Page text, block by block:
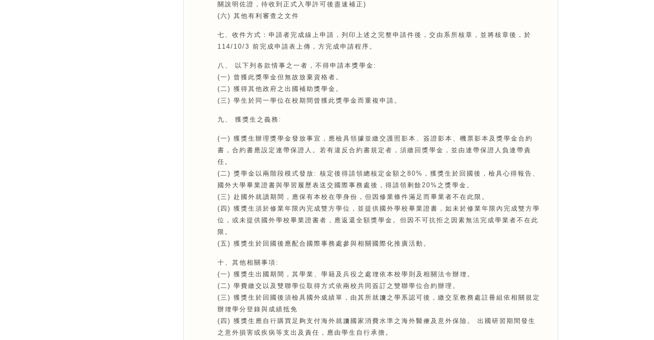
關說明佐證，待收到正式入學許可後盡速補正)
(六) 其他有利審查之文件
七、收件方式：申請者完成線上申請，列印上述之完整申請件後，交由系所核章，並將核章後，於
114/10/3 前完成申請表上傳，方完成申請程序。
八、 以下列各款情事之一者，不得申請本獎學金:
(一) 曾獲此獎學金但無故放棄資格者。
(二) 獲得其他政府之出國補助獎學金。
(三) 學生於同一學位在校期間曾獲此獎學金而重複申請。
九、 獲獎生之義務:
(一) 獲獎生辦理獎學金發放事宜，應檢具領據並繳交護照影本、簽證影本、機票影本及獎學金合約
書，合約書應設定連帶保證人。若有違反合約書規定者，須繳回獎學金，並由連帶保證人負連帶責
任。
(二) 獎學金以兩階段模式發放: 核定後得請領總核定金額之80%，獲獎生於回國後，檢具心得報告、
國外大學畢業證書與學習履歷表送交國際事務處後，得請領剩餘20%之獎學金。
(三) 赴國外就讀期間，應保有本校在學身份，但因修業條件滿足而畢業者不在此限。
(四) 獲獎生須於修業年限內完成雙方學位，並提供國外學校畢業證書，如未於修業年限內完成雙方學
位，或未提供國外學校畢業證書者，應返還全額獎學金。但因不可抗拒之因素無法完成學業者不在此
限。
(五) 獲獎生於回國後應配合國際事務處參與相關國際化推廣活動。
十、其他相關事項:
(一) 獲獎生出國期間，其學業、學籍及兵役之處理依本校學則及相關法令辦理。
(二) 學費繳交以及雙聯學位取得方式依兩校共同簽訂之雙聯學位合約辦理。
(三) 獲獎生於回國後須檢具國外成績單，由其所就讀之學系認可後，繳交至教務處註冊組依相關規定
辦理學分登錄與成績抵免
(四) 獲獎生應自行購買足夠支付海外就讀國家消費水準之海外醫療及意外保險。 出國研習期間發生
之意外損害或疾病等支出及責任，應由學生自行承擔。